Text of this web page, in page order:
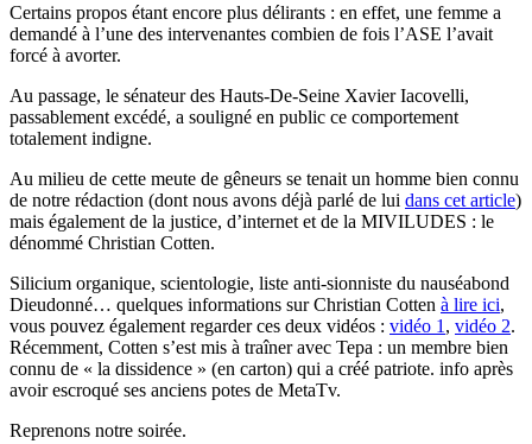
Certains propos étant encore plus délirants : en effet, une femme a
demandé à l’une des intervenantes combien de fois l’ASE l’avait
forcé à avorter.
Au passage, le sénateur des Hauts-De-Seine Xavier Iacovelli,
passablement excédé, a souligné en public ce comportement
totalement indigne.
Au milieu de cette meute de gêneurs se tenait un homme bien connu
de notre rédaction (dont nous avons déjà parlé de lui dans cet article)
mais également de la justice, d’internet et de la MIVILUDES : le
dénommé Christian Cotten.
Silicium organique, scientologie, liste anti-sionniste du nauséabond
Dieudonné… quelques informations sur Christian Cotten à lire ici,
vous pouvez également regarder ces deux vidéos : vidéo 1 , vidéo 2.
Récemment, Cotten s’est mis à traîner avec Tepa : un membre bien
connu de « la dissidence » (en carton) qui a créé patriote. info après
avoir escroqué ses anciens potes de MetaTv.
Reprenons notre soirée.